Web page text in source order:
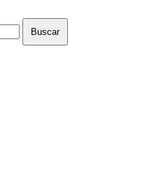
Buscar